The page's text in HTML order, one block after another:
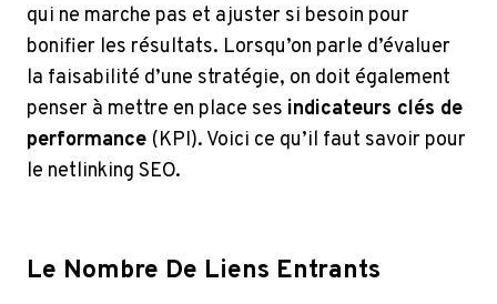
qui ne marche pas et ajuster si besoin pour
bonifier les résultats. Lorsqu’on parle d’évaluer
la faisabilité d’une stratégie, on doit également
penser à mettre en place ses indicateurs clés de
performance (KPI). Voici ce qu’il faut savoir pour
le netlinking SEO.
Le Nombre De Liens Entrants